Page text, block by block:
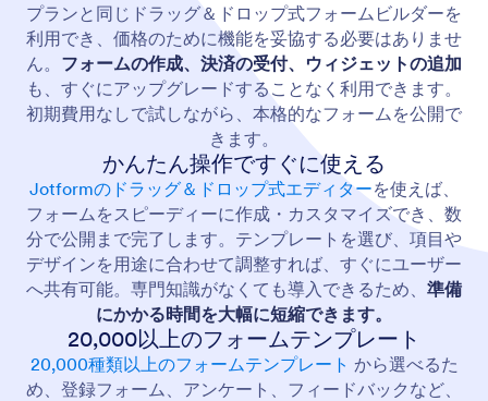
プランと同じドラッグ＆ドロップ式フォームビルダーを
利用でき、価格のために機能を妥協する必要はありませ
ん。 フォームの作成、決済の受付、ウィジェットの追加
も、すぐにアップグレードすることなく利用できます。
初期費用なしで試しながら、本格的なフォームを公開で
きます。
かんたん操作ですぐに使える
Jotformのドラッグ＆ドロップ式エディターを使えば、
フォームをスピーディーに作成・カスタマイズでき、数
分で公開まで完了します。テンプレートを選び、項目や
デザインを用途に合わせて調整すれば、すぐにユーザー
へ共有可能。専門知識がなくても導入できるため、 準備
にかかる時間を大幅に短縮できます。
20,000以上のフォームテンプレート
20,000種類以上のフォームテンプレート から選べるた
め、登録フォーム、アンケート、フィードバックなど、